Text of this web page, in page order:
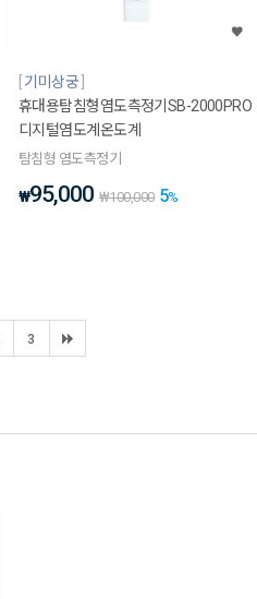
기미상궁
휴대용탐침형염도측정기SB-2000PRO
디지털염도계온도계
탐침형 염도측정기
₩95,000 ₩100,000 5%
3